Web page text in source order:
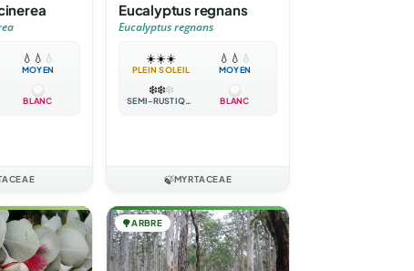
💧 💧 💧
MOYEN
BLANC
Eucalyptus regnans
Eucalyptus regnans
☀️☀️☀️
PLEIN SOLEIL
💧 💧 💧
MOYEN
❄️❄️❄️
SEMI-RUSTIQUE BLANC
🍃MYRTACEAE
🌳ARBRE